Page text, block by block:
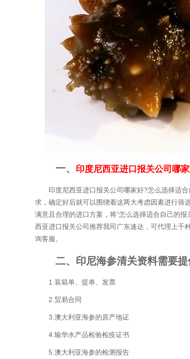
一、 印度尼西亚进口报关公司哪
印度尼西亚进口报关公司哪家好?怎么选择适合
求，确定好后就可以围绕着这两大考虑因素进行筛
满意且合理的进口方案，将“怎么选择适合自己的
西亚进口报关公司推荐我司广东速达，可代理上千
询客服。
二、印尼海参清关资料需要提
1.装箱单、提单、发票
2.贸易合同
3.澳大利亚海参的原产地证
4.输华水产品检验检疫证书
5.澳大利亚海参的检测报告